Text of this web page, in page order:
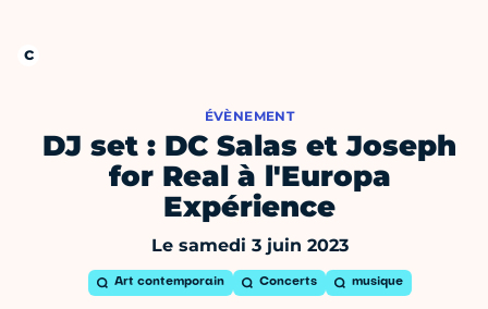
ÉVÈNEMENT
DJ set : DC Salas et Joseph
for Real à l'Europa
Expérience
Le samedi 3 juin 2023
Art contemporain Concerts musique